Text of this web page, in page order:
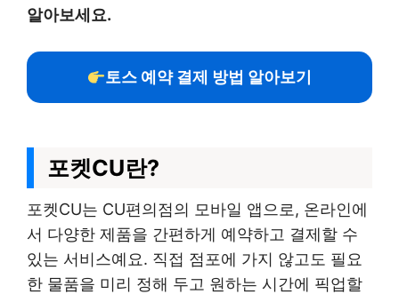
알아보세요.
토스 예약 결제 방법 알아보기
포켓CU란?
포켓CU는 CU편의점의 모바일 앱으로, 온라인에
서 다양한 제품을 간편하게 예약하고 결제할 수
있는 서비스예요. 직접 점포에 가지 않고도 필요
한 물품을 미리 정해 두고 원하는 시간에 픽업할